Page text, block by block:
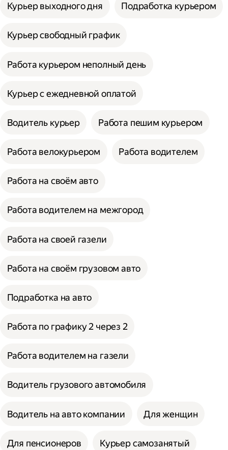
Курьер выходного дня Подработка курьером
Курьер свободный график
Работа курьером неполный день
Курьер с ежедневной оплатой
Водитель курьер Работа пешим курьером
Работа велокурьером Работа водителем
Работа на своём авто
Работа водителем на межгород
Работа на своей газели
Работа на своём грузовом авто
Подработка на авто
Работа по графику 2 через 2
Работа водителем на газели
Водитель грузового автомобиля
Водитель на авто компании Для женщин
Для пенсионеров Курьер самозанятый